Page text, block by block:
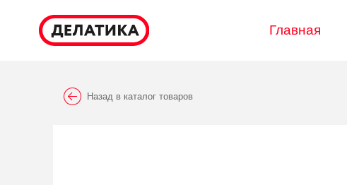
Главная
Назад в каталог товаров